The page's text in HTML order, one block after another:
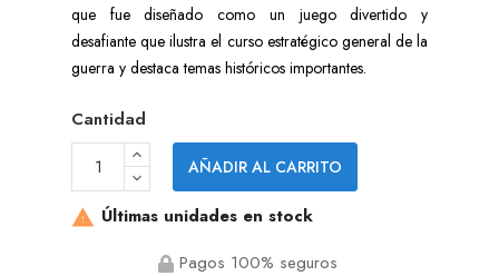
que fue diseñado como un juego divertido y
desafiante que ilustra el curso estratégico general de la
guerra y destaca temas históricos importantes.
Cantidad
AÑADIR AL CARRITO
 Últimas unidades en stock
Pagos 100% seguros